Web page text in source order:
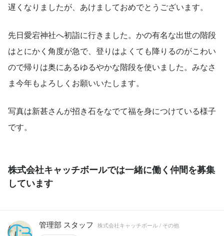
遅くなりましたが、あけましておめでとうございます。
先日愛宕神社へ初詣に行きました。かの有名な出世の階段
はとにかく角度が急で、登りはよくても降りるのがこわい
ので帰りは奥にあるゆるやかな階段を使いました。みなさ
ま今年もよろしくお願いいたします。
写真は新甚さんが招き石をなでて福を身につけている様子
です。
株式会社キャッチボールでは一緒に働く仲間を募集
しています
管理部 スタッフ 株式会社キャッチボール / その他